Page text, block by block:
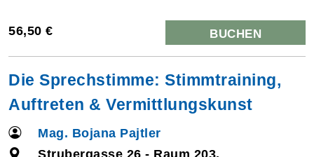
56,50 € BUCHEN
Die Sprechstimme: Stimmtraining,
Auftreten & Vermittlungskunst
Mag. Bojana Pajtler
Strubergasse 26 - Raum 203,